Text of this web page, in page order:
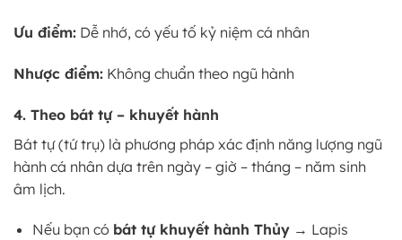
Ưu điểm: Dễ nhớ, có yếu tố kỷ niệm cá nhân
Nhược điểm: Không chuẩn theo ngũ hành
4. Theo bát tự – khuyết hành
Bát tự (tứ trụ) là phương pháp xác định năng lượng ngũ
hành cá nhân dựa trên ngày – giờ – tháng – năm sinh
âm lịch.
Nếu bạn có bát tự khuyết hành Thủy→ Lapis